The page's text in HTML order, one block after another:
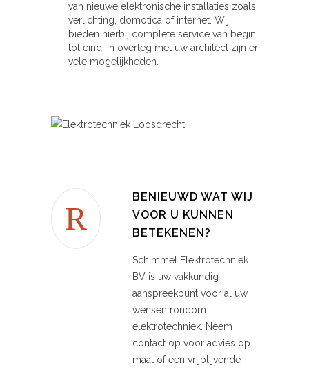
van nieuwe elektronische installaties zoals
verlichting, domotica of internet. Wij
bieden hierbij complete service van begin
tot eind. In overleg met uw architect zijn er
vele mogelijkheden.
BENIEUWD WAT WIJ
VOOR U KUNNEN
BETEKENEN?
Schimmel Elektrotechniek
BV is uw vakkundig
aanspreekpunt voor al uw
wensen rondom
elektrotechniek. Neem
contact op voor advies op
maat of een vrijblijvende